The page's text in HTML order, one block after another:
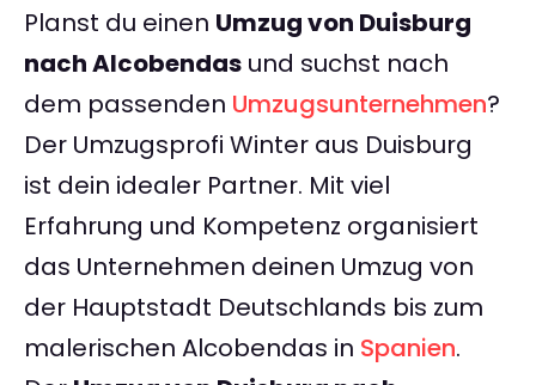
Planst du einen Umzug von Duisburg
nach Alcobendas und suchst nach
dem passenden Umzugsunternehmen?
Der Umzugsprofi Winter aus Duisburg
ist dein idealer Partner. Mit viel
Erfahrung und Kompetenz organisiert
das Unternehmen deinen Umzug von
der Hauptstadt Deutschlands bis zum
malerischen Alcobendas in Spanien.